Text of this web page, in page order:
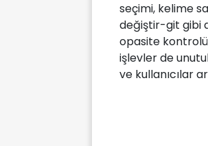
seçimi, kelime
değiştir-git gibi
opasite
işlevler de
ve kullanıcılar